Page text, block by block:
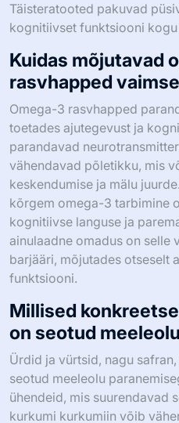
Täisteratooted pakuvad
kognitiivset funktsiooni
Kuidas mõjutavad
rasvhapped
Omega-3 rasvhapped
toetades ajutegevust ja
parandavad
vähendavad põletikku, mis
keskendumise ja mälu
kõrgem omega-3 tarbimine
kognitiivse languse ja
ainulaadne omadus on selle
barjääri, mõjutades otseselt
funktsiooni.
Millised
on seotud
Ürdid ja vürtsid, nagu
seotud meeleolu
ühendeid, mis suurendavad
kurkumi kurkumiin võib